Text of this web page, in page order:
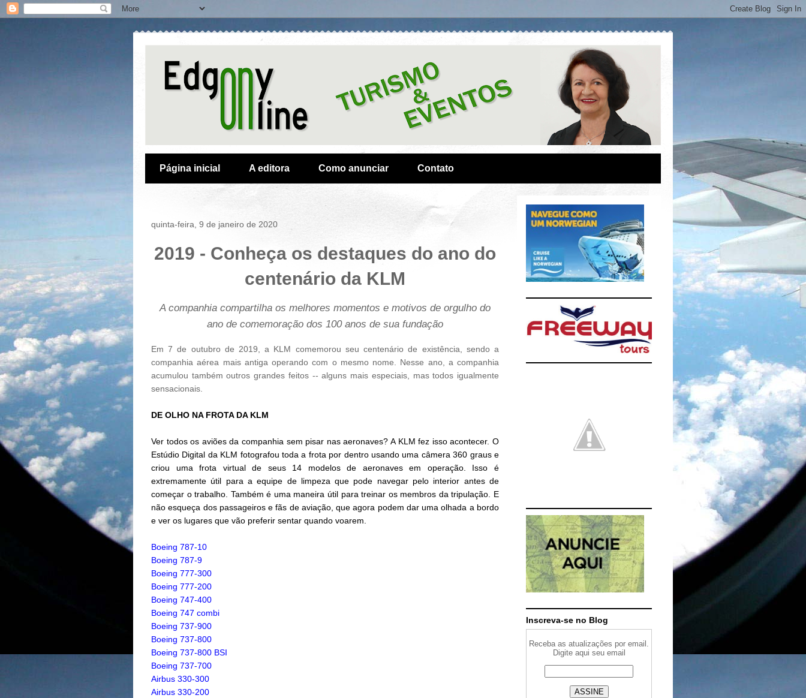
Página inicial A editora Como anunciar Contato
quinta-feira, 9 de janeiro de 2020
2019 - Conheça os destaques do ano do
centenário da KLM
A companhia compartilha os melhores momentos e motivos de orgulho do
ano de comemoração dos 100 anos de sua fundação
Em 7 de outubro de 2019, a KLM comemorou seu centenário de existência, sendo a
companhia aérea mais antiga operando com o mesmo nome. Nesse ano, a companhia
acumulou também outros grandes feitos -- alguns mais especiais, mas todos igualmente
sensacionais.
DE OLHO NA FROTA DA KLM
Ver todos os aviões da companhia sem pisar nas aeronaves? A KLM fez isso acontecer. O
Estúdio Digital da KLM fotografou toda a frota por dentro usando uma câmera 360 graus e
criou uma frota virtual de seus 14 modelos de aeronaves em operação. Isso é
extremamente útil para a equipe de limpeza que pode navegar pelo interior antes de
começar o trabalho. Também é uma maneira útil para treinar os membros da tripulação. E
não esqueça dos passageiros e fãs de aviação, que agora podem dar uma olhada a bordo
e ver os lugares que vão preferir sentar quando voarem.
Boeing 787-10
Boeing 787-9
Boeing 777-300
Boeing 777-200
Boeing 747-400
Boeing 747 combi
Boeing 737-900
Boeing 737-800
Boeing 737-800 BSI
Boeing 737-700
Airbus 330-300
Airbus 330-200
Inscreva-se no Blog
Receba as atualizações por email.
Digite aqui seu email